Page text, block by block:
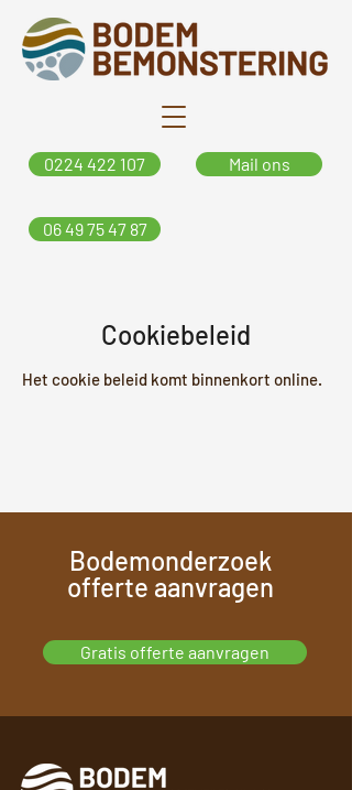
0224 422 107 Mail ons
06 49 75 47 87
Cookiebeleid
Het cookie beleid komt binnenkort online.
Bodemonderzoek
offerte aanvragen
Gratis offerte aanvragen